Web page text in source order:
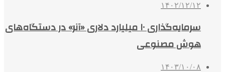
۱۴۰۲/۱۲/۱۲
سرمایه‌گذاری ۱۰ میلیارد دلاری «آنر» در دستگاه‌های
هوش مصنوعی
۱۴۰۳/۱۰/۰۸